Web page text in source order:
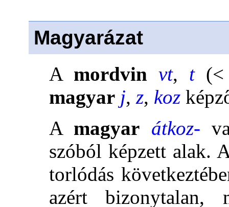
Magyarázat
A mordvin vt, t(<
magyar j, z, koz
A magyar átkoz-
szóból képzett alak.
torlódás
azért